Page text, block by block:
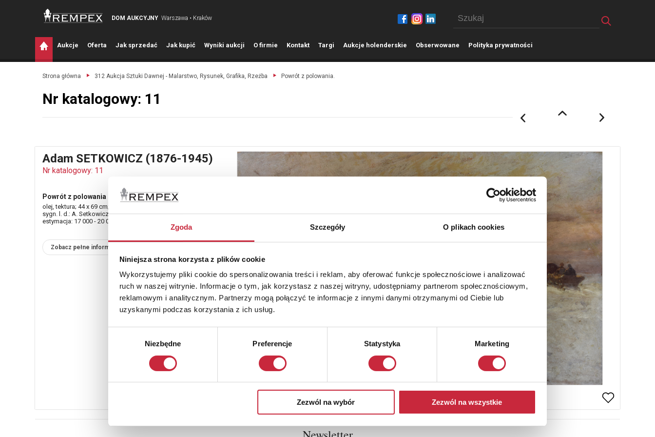
Zgoda Szczegóły O plikach cookies
Niniejsza strona korzysta z plików cookie
Wykorzystujemy pliki cookie do spersonalizowania treści i reklam, aby oferować funkcje społecznościowe i analizować
ruch w naszej witrynie. Informacje o tym, jak korzystasz z naszej witryny, udostępniamy partnerom społecznościowym,
reklamowym i analitycznym. Partnerzy mogą połączyć te informacje z innymi danymi otrzymanymi od Ciebie lub
uzyskanymi podczas korzystania z ich usług.
Niezbędne Preferencje Statystyka Marketing
Zezwól na wybór Zezwól na wszystkie
DOM AUKCYJNY Warszawa • Kraków
Aukcje Oferta Jak sprzedać Jak kupić Wyniki aukcji O firmie Kontakt Targi Aukcje holenderskie Obserwowane Polityka prywatności
Strona główna 312 Aukcja Sztuki Dawnej - Malarstwo, Rysunek, Grafika, Rzeźba Powrót z polowania.
Nr katalogowy: 11
Adam SETKOWICZ (1876-1945)
Nr katalogowy: 11
Powrót z polowania
olej, tektura; 44 x 69 cm;
sygn. l. d.: A. Setkowicz
estymacja: 17 000 - 20 000 zł
Zobacz pełne informacje